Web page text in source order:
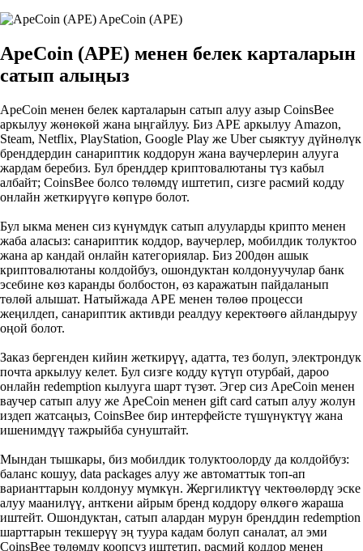
ApeCoin (APE)
ApeCoin (APE) менен белек карталарын
сатып алыңыз
ApeCoin менен белек карталарын сатып алуу азыр CoinsBee
аркылуу жөнөкөй жана ыңгайлуу. Биз APE аркылуу Amazon,
Steam, Netflix, PlayStation, Google Play же Uber сыяктуу дүйнөлүк
бренддердин санариптик коддорун жана ваучерлерин алууга
жардам беребиз. Бул бренддер криптовалютаны түз кабыл
албайт; CoinsBee болсо төлөмдү иштетип, сизге расмий кодду
онлайн жеткирүүгө көпүрө болот.
Бул ыкма менен сиз күнүмдүк сатып алууларды крипто менен
жаба аласыз: санариптик коддор, ваучерлер, мобилдик толуктоо
жана ар кандай онлайн категориялар. Биз 200дөн ашык
криптовалютаны колдойбуз, ошондуктан колдонуучулар банк
эсебине көз каранды болбостон, өз каражатын пайдаланып
төлөй алышат. Натыйжада APE менен төлөө процесси
жеңилдеп, санариптик активди реалдуу керектөөгө айландыруу
оңой болот.
Заказ бергенден кийин жеткирүү, адатта, тез болуп, электрондук
почта аркылуу келет. Бул сизге кодду күтүп отурбай, дароо
онлайн redemption кылууга шарт түзөт. Эгер сиз ApeCoin менен
ваучер сатып алуу же ApeCoin менен gift card сатып алуу жолун
издеп жатсаңыз, CoinsBee бир интерфейсте түшүнүктүү жана
ишенимдүү тажрыйба сунуштайт.
Мындан тышкары, биз мобилдик толуктоолорду да колдойбуз:
баланс кошуу, data packages алуу же автоматтык топ-ап
варианттарын колдонуу мүмкүн. Жергиликтүү чектөөлөрдү эске
алуу маанилүү, анткени айрым бренд коддору өлкөгө жараша
иштейт. Ошондуктан, сатып алардан мурун бренддин redemption
шарттарын текшерүү эң туура кадам болуп саналат, ал эми
CoinsBee төлөмдү коопсуз иштетип, расмий коддор менен